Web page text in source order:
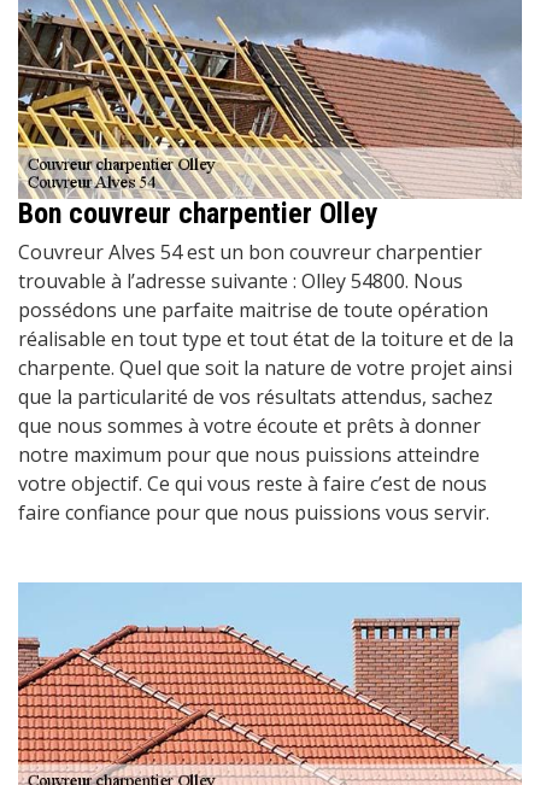
Bon couvreur charpentier Olley
Couvreur Alves 54 est un bon couvreur charpentier
trouvable à l’adresse suivante : Olley 54800. Nous
possédons une parfaite maitrise de toute opération
réalisable en tout type et tout état de la toiture et de la
charpente. Quel que soit la nature de votre projet ainsi
que la particularité de vos résultats attendus, sachez
que nous sommes à votre écoute et prêts à donner
notre maximum pour que nous puissions atteindre
votre objectif. Ce qui vous reste à faire c’est de nous
faire confiance pour que nous puissions vous servir.